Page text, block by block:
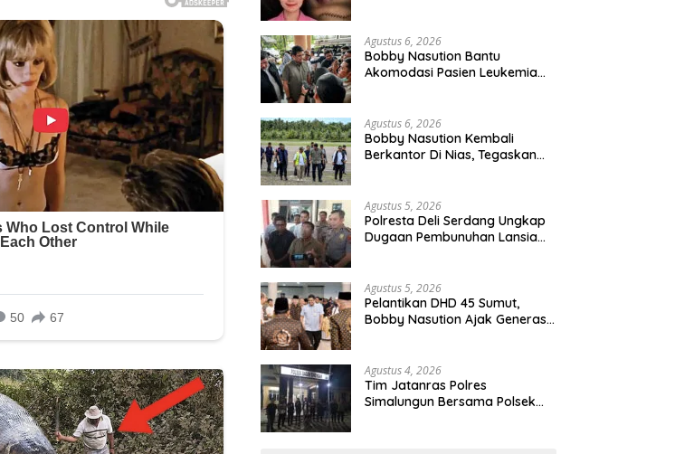
Agustus 6, 2026
Bobby Nasution Bantu
Akomodasi Pasien Leukemia
Agustus 6, 2026
Bobby Nasution Kembali
Berkantor Di Nias, Tegaskan
Agustus 5, 2026
Polresta Deli Serdang Ungkap
Dugaan Pembunuhan Lansia
Ditangkap
Agustus 5, 2026
Pelantikan DHD 45 Sumut,
Bobby Nasution Ajak Generasi
Agustus 4, 2026
Tim Jatanras Polres
Simalungun Bersama Polsek